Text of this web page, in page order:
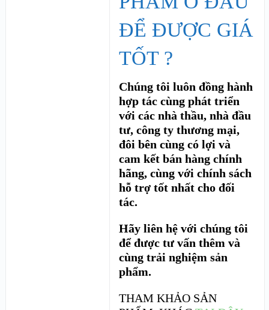
ĐỂ ĐƯỢC GIÁ
TỐT ?
Chúng tôi luôn đồng hành
hợp tác cùng phát triển
với các nhà thầu, nhà đầu
tư, công ty thương mại,
đôi bên cùng có lợi và
cam kết bán hàng chính
hãng, cùng với chính sách
hỗ trợ tốt nhất cho đối
tác.
Hãy liên hệ với chúng tôi
để được tư vấn thêm và
cùng trải nghiệm sản
phẩm.
THAM KHẢO SẢN